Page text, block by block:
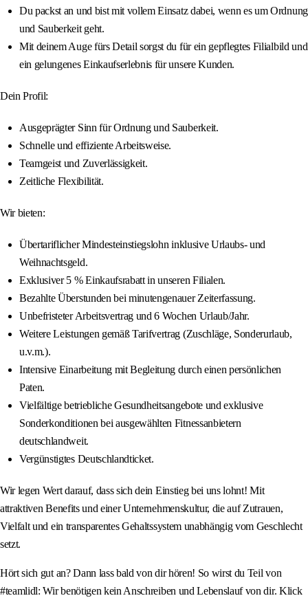
Du packst an und bist mit vollem Einsatz dabei, wenn es um Ordnung
und Sauberkeit geht.
Mit deinem Auge fürs Detail sorgst du für ein gepflegtes Filialbild und
ein gelungenes Einkaufserlebnis für unsere Kunden.
Dein Profil:
Ausgeprägter Sinn für Ordnung und Sauberkeit.
Schnelle und effiziente Arbeitsweise.
Teamgeist und Zuverlässigkeit.
Zeitliche Flexibilität.
Wir bieten:
Übertariflicher Mindesteinstiegslohn inklusive Urlaubs- und
Weihnachtsgeld.
Exklusiver 5 % Einkaufsrabatt in unseren Filialen.
Bezahlte Überstunden bei minutengenauer Zeiterfassung.
Unbefristeter Arbeitsvertrag und 6 Wochen Urlaub/Jahr.
Weitere Leistungen gemäß Tarifvertrag (Zuschläge, Sonderurlaub,
u.v.m.).
Intensive Einarbeitung mit Begleitung durch einen persönlichen
Paten.
Vielfältige betriebliche Gesundheitsangebote und exklusive
Sonderkonditionen bei ausgewählten Fitnessanbietern
deutschlandweit.
Vergünstigtes Deutschlandticket.
Wir legen Wert darauf, dass sich dein Einstieg bei uns lohnt! Mit
attraktiven Benefits und einer Unternehmenskultur, die auf Zutrauen,
Vielfalt und ein transparentes Gehaltssystem unabhängig vom Geschlecht
setzt.
Hört sich gut an? Dann lass bald von dir hören! So wirst du Teil von
#teamlidl: Wir benötigen kein Anschreiben und Lebenslauf von dir. Klick